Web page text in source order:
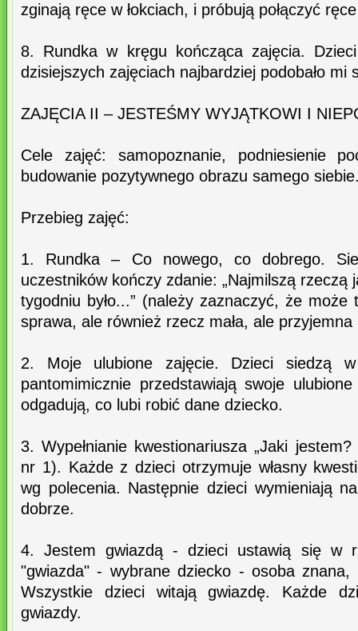
zginają ręce w łokciach, i próbują połączyć ręce
8. Rundka w kręgu kończąca zajęcia.
dzisiejszych zajęciach najbardziej podobało mi
ZAJĘCIA II – JESTEŚMY WYJĄTKOWI I
Cele zajęć: samopoznanie, podniesienie
budowanie pozytywnego obrazu samego
Przebieg zajęć:
1. Rundka – Co nowego, co dobrego.
uczestników kończy zdanie: „Najmilszą rzeczą
tygodniu było...” (należy zaznaczyć, że
sprawa, ale również rzecz mała, ale przyjemna
2. Moje ulubione zajęcie. Dzieci siedzą
pantomimicznie przedstawiają swoje
odgadują, co lubi robić dane dziecko.
3. Wypełnianie kwestionariusza „Jaki
nr 1). Każde z dzieci otrzymuje własny
wg polecenia. Następnie dzieci wymieniają
dobrze.
4. Jestem gwiazdą - dzieci ustawią się w
"gwiazda" - wybrane dziecko - osoba znana,
Wszystkie dzieci witają gwiazdę. Każde
gwiazdy.